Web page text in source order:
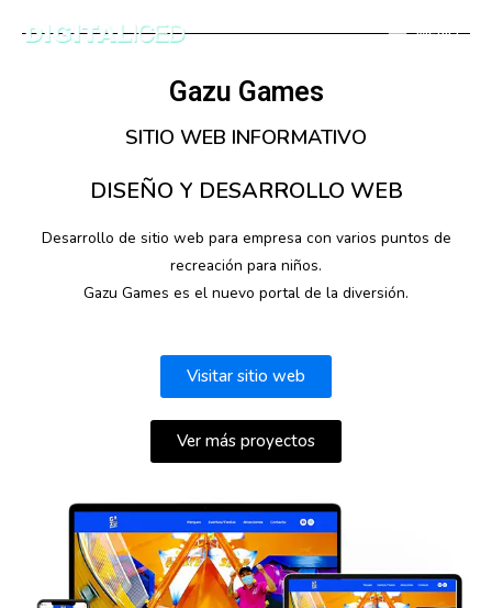
MENÚ
Gazu Games
SITIO WEB INFORMATIVO
DISEÑO Y DESARROLLO WEB
Desarrollo de sitio web para empresa con varios puntos de
recreación para niños.
Gazu Games es el nuevo portal de la diversión.
Visitar sitio web
Ver más proyectos